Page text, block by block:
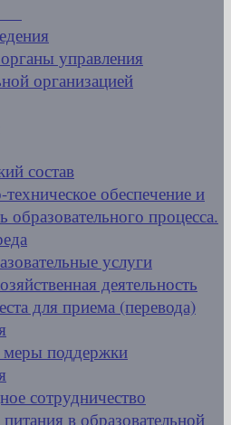
управления
организацией
состав
обеспечение и
образовательного процесса.
услуги
деятельность
для приема (перевода)
поддержки
сотрудничество
в образовательной